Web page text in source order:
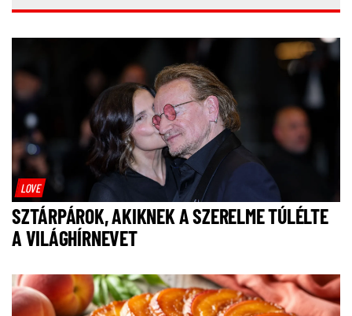
LOVE
SZTÁRPÁROK, AKIKNEK A SZERELME TÚLÉLTE
A VILÁGHÍRNEVET